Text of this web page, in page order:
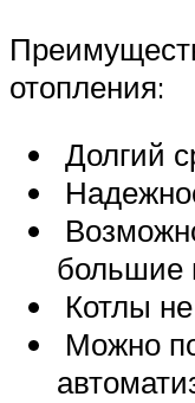
отопления:
Долгий
большие
Котлы
Можно